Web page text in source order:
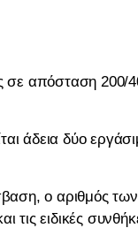
απόσταση 200/
άδεια δύο
ο αριθμός
ειδικές